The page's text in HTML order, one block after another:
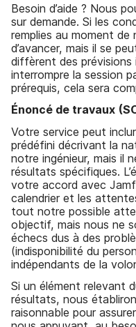
Besoin d’aide ? Nous
sur demande. Si les
remplies au moment de
d’avancer, mais il se
diffèrent des prévisions
interrompre la session
prérequis, cela sera
Énoncé de travaux
Votre service peut
prédéfini décrivant la
notre ingénieur, mais il
résultats spécifiques.
votre accord avec
calendrier et les
tout notre possible
objectif, mais nous ne
échecs dus à des
(indisponibilité du
indépendants de la
Si un élément relevant
résultats, nous
raisonnable pour